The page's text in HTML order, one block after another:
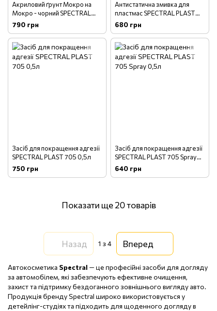
Акриловий ґрунт Мокро на
Мокро - чорний SPECTRAL
UNDER 325 Р5 0,75л
790 грн
Антистатична змивка для
пластмас SPECTRAL PLAST
815 1,0л
680 грн
Засіб для покращення адгезії
SPECTRAL PLAST 705 0,5л
750 грн
Засіб для покращення адгезії
SPECTRAL PLAST 705 Spray
0,5л
640 грн
Показати ще 20 товарів
Назад 1 з 4 Вперед
Автокосметика Spectral— це професійні засоби для догляду
за автомобілем, які забезпечують ефективне очищення,
захист та підтримку бездоганного зовнішнього вигляду авто.
Продукція бренду Spectral широко використовується у
детейлінг-студіях та підходить для щоденного догляду в